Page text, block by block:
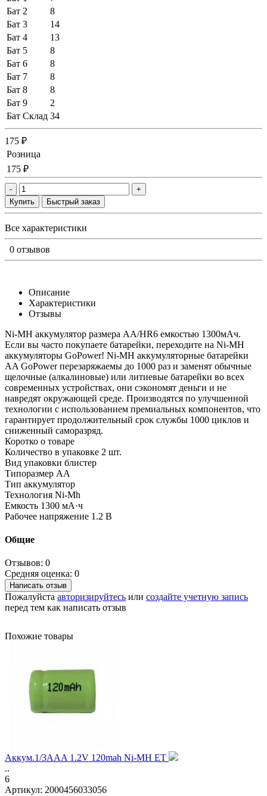
Бат 2
8
Бат 3
14
Бат 4
13
Бат 5
8
Бат 6
8
Бат 7
8
Бат 8
8
Бат 9
2
Бат Склад 34
175 ₽
Розница
175 ₽
-
+
Купить
Быстрый заказ
Все характеристики
0 отзывов
Описание
Характеристики
Отзывы
Ni-MH аккумулятор размера АА/НR6 емкостью 1300мАч.
Если вы часто покупаете батарейки, переходите на Ni-MH
аккумуляторы GoPower! Ni-MH аккумуляторные батарейки
AA GoPower перезаряжаемы до 1000 раз и заменят обычные
щелочные (алкалиновые) или литиевые батарейки во всех
современных устройствах, они сэкономят деньги и не
навредят окружающей среде. Производятся по улучшенной
технологии с использованием премиальных компонентов, что
гарантирует продолжительный срок службы 1000 циклов и
сниженный саморазряд.
Коротко о товаре
Количество в упаковке 2 шт.
Вид упаковки блистер
Типоразмер AA
Тип аккумулятор
Технология Ni-Mh
Емкость 1300 мА·ч
Рабочее напряжение 1.2 В
Общие
Отзывов: 0
Средняя оценка: 0
Написать отзыв
Пожалуйста авторизируйтесь или создайте учетную запись
перед тем как написать отзыв
Похожие товары
Аккум.1/3AAA 1.2V 120mah Ni-MH ET
..
6
Артикул: 2000456033056